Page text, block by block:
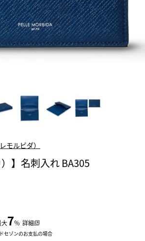
モルビダ）
】名刺入れ BA305
大7％ 詳細
セゾンのお支払の場合